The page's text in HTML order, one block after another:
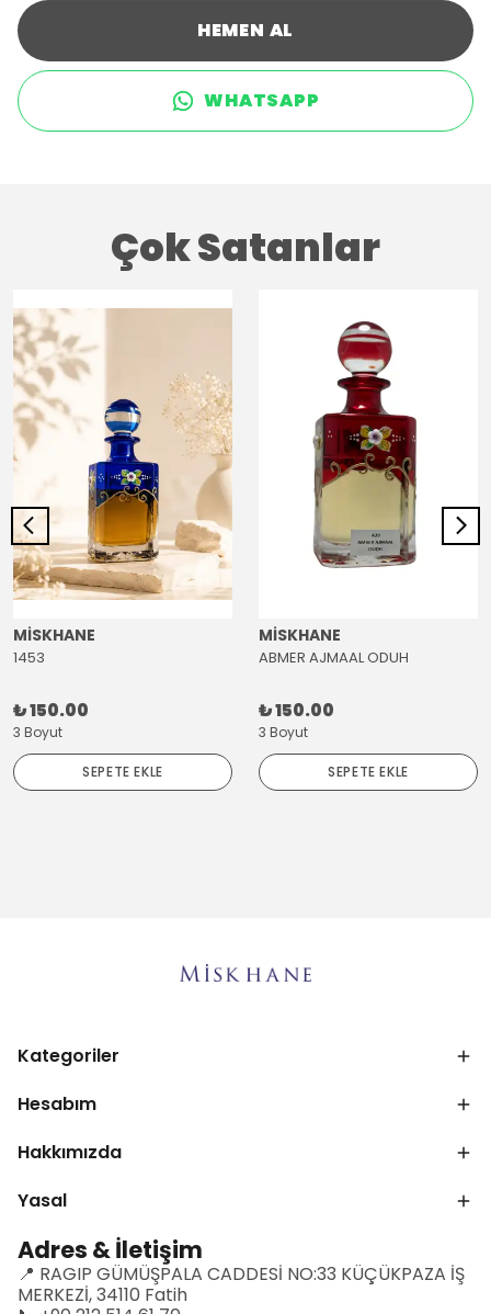
HEMEN AL
WHATSAPP
Çok Satanlar
MİSKHANE
1453
₺ 150.00
3 Boyut
SEPETE EKLE
MİSKHANE
ABMER AJMAAL ODUH
₺ 150.00
3 Boyut
SEPETE EKLE
Kategoriler
Hesabım
Hakkımızda
Yasal
Adres & İletişim
📍 RAGIP GÜMÜŞPALA CADDESİ NO:33 KÜÇÜKPAZA İŞ
MERKEZİ, 34110 Fatih